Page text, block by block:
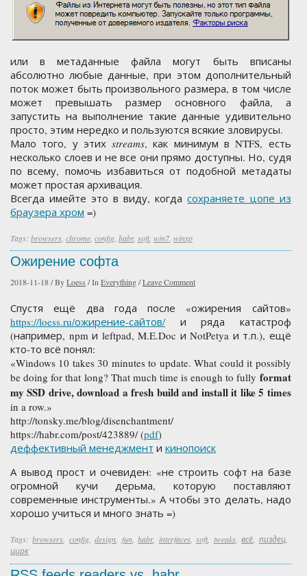
или в метаданные файла могут быть вписаны
абсолютно любые данные, при этом дополнительный
поток может быть произвольного размера, в том числе
может превышать размер основного файла, а
запустить на выполнение такие данные удивительно
просто, этим нередко и пользуются всякие зловирусы.
Мало того, у этихstreams, как минимум в NTFS, есть
несколько слоев и не все они прямо доступны. Но, судя
по всему, помочь избавиться от подобной метадаты
может простая архивация.
Всегда имейте это в виду, когдасохраняете цопе из
браузера хром =)
Tags: browsers chrome config habr, soft win7 winxp
Ожирение софта
2018-11-18/ByLoess /In Everything/Leave Comment
Спустя ещё два года после «ожирения сайтов»
https://loess.ru/ожирение-сайтов/и ряда катастроф
(например, npm и leftpad, M.E.Doc и NotPetya и т.п.), ещё
кто-то всё понял:
«Windows 10 takes 30 minutes to update. What could it possibly
be doing for that long? That much time is enough to fully format
my SSD drive, download a fresh build and install it like 5 times
in a row.»
http://tonsky.me/blog/disenchantment/
https://habr.com/post/423889/ (pdf)
деффективный менеджмент и кинопоиск
А вывод прост и очевиден: «не строить софт на базе
огромной кучи дерьма, которую поставляют
современные инструменты.» А чтобы это делать, надо
хорошо учиться и много знать =)
Tags:browsers config,design fun,habr, interfaces,soft tweaks,всё пиздец,
цирк